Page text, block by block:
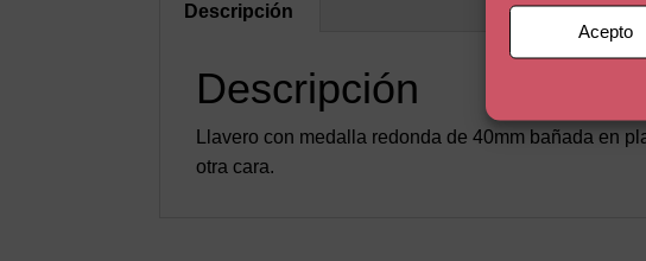
Acepto
Descripción
Descripción
Llavero con medalla redonda de 40mm bañada en
otra cara.